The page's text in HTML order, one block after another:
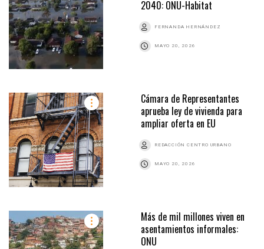
2040: ONU-Habitat
FERNANDA HERNÁNDEZ
MAYO 20, 2026
Cámara de Representantes
aprueba ley de vivienda para
ampliar oferta en EU
REDACCIÓN CENTRO URBANO
MAYO 20, 2026
Más de mil millones viven en
asentamientos informales:
ONU